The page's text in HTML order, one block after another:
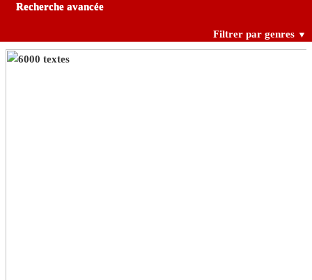
Recherche avancée
Filtrer par genres ▼